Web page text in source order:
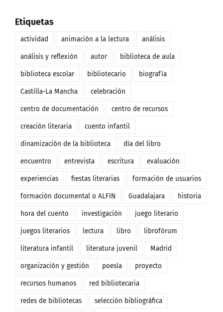
Etiquetas
actividad animación a la lectura análisis
análisis y reflexión autor biblioteca de aula
biblioteca escolar bibliotecario biografía
Castilla-La Mancha celebración
centro de documentación centro de recursos
creación literaria cuento infantil
dinamización de la biblioteca día del libro
encuentro entrevista escritura evaluación
experiencias fiestas literarias formación de usuarios
formación documental o ALFIN Guadalajara historia
hora del cuento investigación juego literario
juegos literarios lectura libro librofórum
literatura infantil literatura juvenil Madrid
organización y gestión poesía proyecto
recursos humanos red bibliotecaria
redes de bibliotecas selección bibliográfica